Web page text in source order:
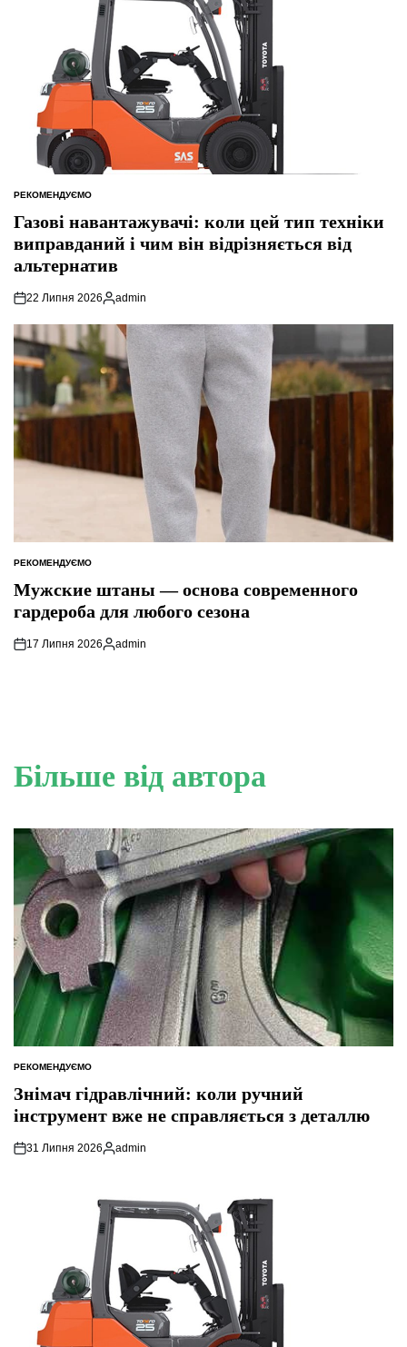
ОПУБЛІКУВАТИ
РЕКОМЕНДУЄМО
Газові навантажувачі: коли цей тип техніки
виправданий і чим він відрізняється від
альтернатив
22 Липня 2026
Опубліковано
admin
ОПУБЛІКУВАТИ
РЕКОМЕНДУЄМО
Мужские штаны — основа современного
гардероба для любого сезона
17 Липня 2026
Опубліковано
admin
Більше від автора
ОПУБЛІКУВАТИ
РЕКОМЕНДУЄМО
Знімач гідравлічний: коли ручний
інструмент вже не справляється з деталлю
31 Липня 2026
Опубліковано
admin